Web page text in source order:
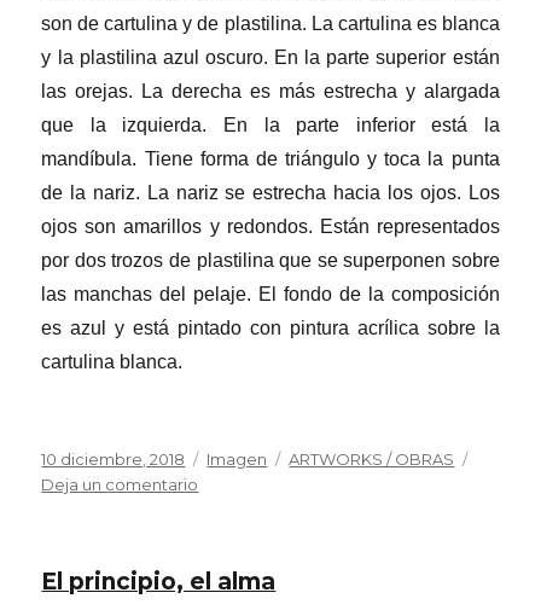
son de cartulina y de plastilina. La cartulina es blanca
y la plastilina azul oscuro. En la parte superior están
las orejas. La derecha es más estrecha y alargada
que la izquierda. En la parte inferior está la
mandíbula. Tiene forma de triángulo y toca la punta
de la nariz. La nariz se estrecha hacia los ojos. Los
ojos son amarillos y redondos. Están representados
por dos trozos de plastilina que se superponen sobre
las manchas del pelaje. El fondo de la composición
es azul y está pintado con pintura acrílica sobre la
cartulina blanca.
Publicado
el
10 diciembre, 2018 Formato
Imagen Categorías
ARTWORKS / OBRAS
Deja un comentario
El principio, el alma